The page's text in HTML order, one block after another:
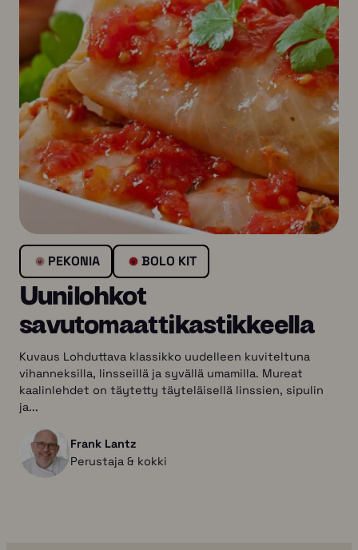
PEKONIA BOLO KIT
Uunilohkot
savutomaattikastikkeella
Kuvaus Lohduttava klassikko uudelleen kuviteltuna
vihanneksilla, linsseillä ja syvällä umamilla. Mureat
kaalinlehdet on täytetty täyteläisellä linssien, sipulin
ja...
Frank Lantz
Perustaja & kokki